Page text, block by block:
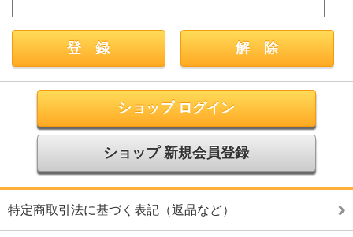
ショップ ログイン
ショップ 新規会員登録
特定商取引法に基づく表記（返品など）